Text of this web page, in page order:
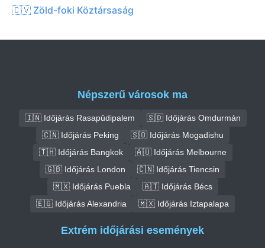
🇨🇻 Zöld-foki Köztársaság
Népszerű városok ma
🇮🇳 Időjárás Rasapūdipalem
🇸🇩 Időjárás Omdurmán
🇨🇳 Időjárás Peking
🇸🇴 Időjárás Mogadishu
🇹🇭 Időjárás Bangkok
🇦🇺 Időjárás Melbourne
🇬🇧 Időjárás London
🇨🇳 Időjárás Tiencsin
🇲🇽 Időjárás Puebla
🇦🇹 Időjárás Bécs
🇪🇬 Időjárás Alexandria
🇲🇽 Időjárás Iztapalapa
Extrém időjárási események